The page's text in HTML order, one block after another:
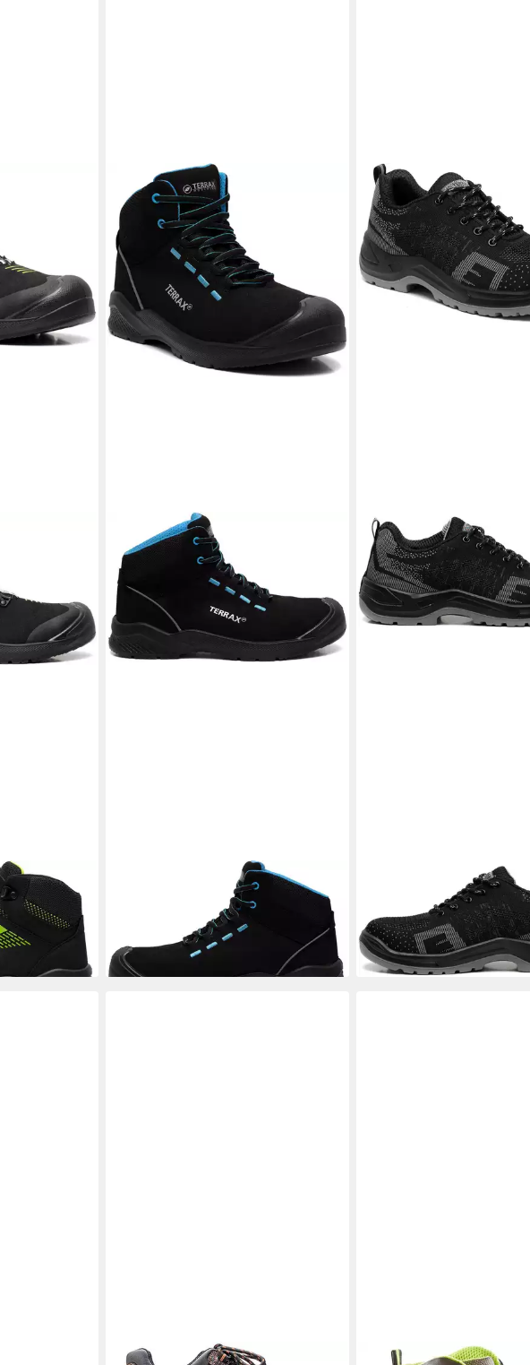
bei dir
Sicherheitsstiefel S1P
Sicherheitsschuh
lieferbar - in 6-8 Werktagen bei dir
TERRAX WORKWEAR
Sicherheitsschuh S1P
Sicherheitsschuh
49,59 €
lieferbar - in 6-8 Werktagen bei
TERRAX WORKWEAR TERRAX WORKWEAR